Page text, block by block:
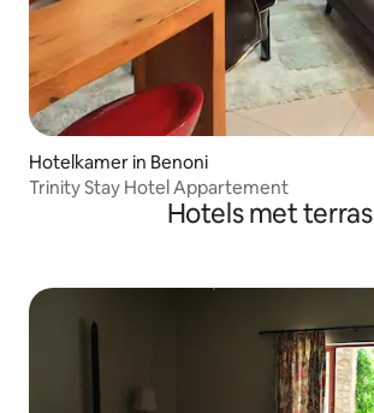
Hotelkamer in Benoni
Trinity Stay Hotel Appartement
Hotels met terras